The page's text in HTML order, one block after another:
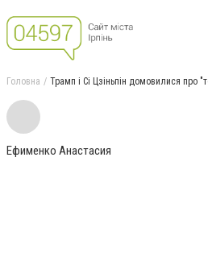
Головна Трамп і Сі Цзіньпін домовилися про
Ефименко Анастасия